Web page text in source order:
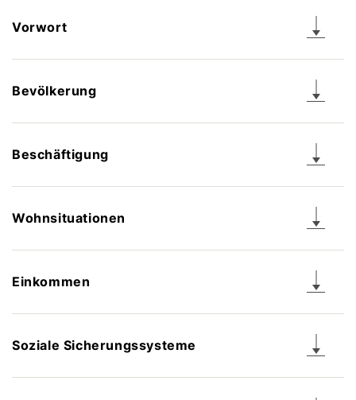
Vorwort
Bevölkerung
Beschäftigung
Wohnsituationen
Einkommen
Soziale Sicherungssysteme